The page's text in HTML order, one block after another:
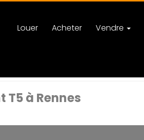
Louer Acheter Vendre
à Rennes